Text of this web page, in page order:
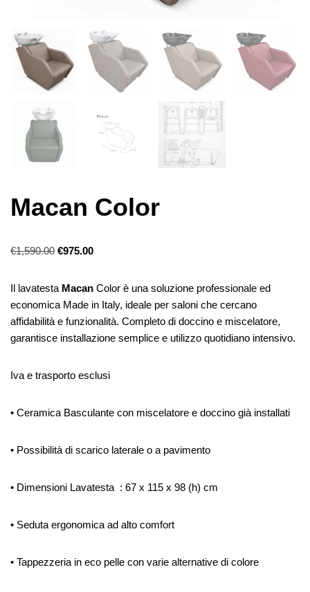
Macan Color
€1,590.00 €975.00
Il lavatesta Macan Color è una soluzione professionale ed
economica Made in Italy, ideale per saloni che cercano
affidabilità e funzionalità. Completo di doccino e miscelatore,
garantisce installazione semplice e utilizzo quotidiano intensivo.
Iva e trasporto esclusi
• Ceramica Basculante con miscelatore e doccino già installati
• Possibilità di scarico laterale o a pavimento
• Dimensioni Lavatesta : 67 x 115 x 98 (h) cm
• Seduta ergonomica ad alto comfort
• Tappezzeria in eco pelle con varie alternative di colore